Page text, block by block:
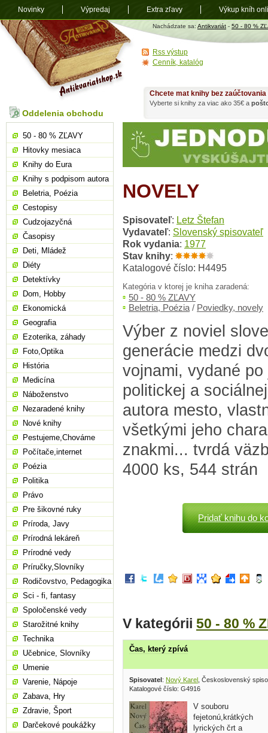
Antikvariát
shop.sk
Nachádzate sa: Antikvariát - 50 - 80 %
NOVELY
Spisovateľ: Letz Štefan
Vydavateľ: Slovenský spisovateľ
Rok vydania: 1977
Stav knihy:
Katalogové číslo: H4495
Kategória v ktorej je kniha zaradená:
50 - 80 % ZĽAVY
Beletria, Poézia / Poviedky, novely
Výber z noviel
generácie medzi
vojnami, vydané
politickej a
autora mesto,
všetkými jeho
znakmi... tvrdá
4000 ks, 544 strán
Pridať knihu do
V kategórii 50 - 80 %
Čas, který zpívá
Spisovatel: Nový Karel , Československý
Katalogové číslo: G4916
V souboru
fejetonú,krátkých
lyrických črt a
Chcete mat knihy bez
Vyberte si knihy za viac ako 35€ a
Oddelenia obchodu
50 - 80 % ZĽAVY
Hitovky mesiaca
Knihy do Eura
Knihy s podpisom autora
Beletria, Poézia
Cestopisy
Cudzojazyčná
Časopisy
Deti, Mládež
Diéty
Detektívky
Dom, Hobby
Ekonomická
Geografia
Ezoterika, záhady
Foto,Optika
História
Medicína
Náboženstvo
Nezaradené knihy
Nové knihy
Pestujeme,Chováme
Počítače,internet
Poézia
Politika
Právo
Pre šikovné ruky
Príroda, Javy
Prírodná lekáreň
Prírodné vedy
Príručky,Slovníky
Rodičovstvo, Pedagogika
Sci - fi, fantasy
Spoločenské vedy
Starožitné knihy
Technika
Učebnice, Slovníky
Umenie
Varenie, Nápoje
Zabava, Hry
Zdravie, Šport
Darčekové poukážky
Rss výstup
Cenník, katalóg
Novinky Výpredaj Extra zľavy Výkup kníh